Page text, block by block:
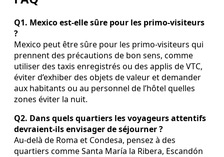
Q1. Mexico est-elle sûre pour les primo-visiteurs
?
Mexico peut être sûre pour les primo-visiteurs qui
prennent des précautions de bon sens, comme
utiliser des taxis enregistrés ou des applis de VTC,
éviter d’exhiber des objets de valeur et demander
aux habitants ou au personnel de l’hôtel quelles
zones éviter la nuit.
Q2. Dans quels quartiers les voyageurs attentifs
devraient-ils envisager de séjourner ?
Au-delà de Roma et Condesa, pensez à des
quartiers comme Santa María la Ribera, Escandón